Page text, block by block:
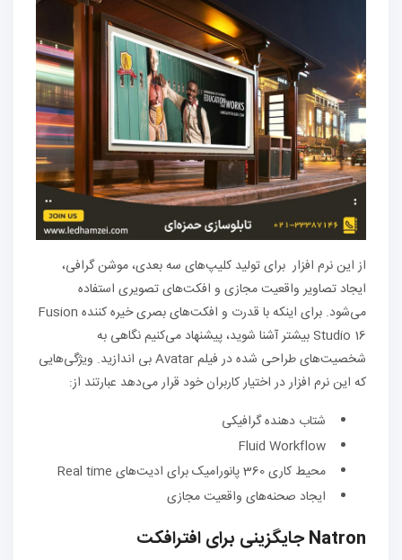
از این نرم افزار برای تولید کلیپ‌های سه بعدی، موشن گرافی،
ایجاد تصاویر واقعیت مجازی و افکت‌های تصویری استفاده
می‌شود. برای اینکه با قدرت و افکت‌های بصری خیره کننده Fusion
Studio 16 بیشتر آشنا شوید، پیشنهاد می‌کنیم نگاهی به
شخصیت‌های طراحی شده در فیلم Avatar بی اندازید. ویژگی‌هایی
که این نرم افزار در اختیار کاربران خود قرار می‌دهد عبارتند از:
شتاب دهنده گرافیکی
Fluid Workflow
محیط کاری 360 پانورامیک برای ادیت‌های Real time
ایجاد صحنه‌های واقعیت مجازی
Natron جایگزینی برای افترافکت